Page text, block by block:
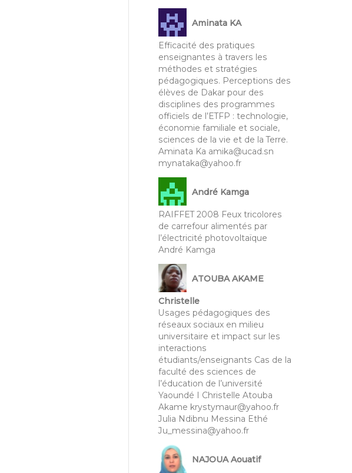
Aminata KA
Efficacité des pratiques
enseignantes à travers les
méthodes et stratégies
pédagogiques. Perceptions des
élèves de Dakar pour des
disciplines des programmes
officiels de l’ETFP : technologie,
économie familiale et sociale,
sciences de la vie et de la Terre.
Aminata Ka amika@ucad.sn
mynataka@yahoo.fr
André Kamga
RAIFFET 2008 Feux tricolores
de carrefour alimentés par
l’électricité photovoltaïque
André Kamga
ATOUBA AKAME
Christelle
Usages pédagogiques des
réseaux sociaux en milieu
universitaire et impact sur les
interactions
étudiants/enseignants Cas de la
faculté des sciences de
l’éducation de l’université
Yaoundé I Christelle Atouba
Akame krystymaur@yahoo.fr
Julia Ndibnu Messina Ethé
Ju_messina@yahoo.fr
NAJOUA Aouatif